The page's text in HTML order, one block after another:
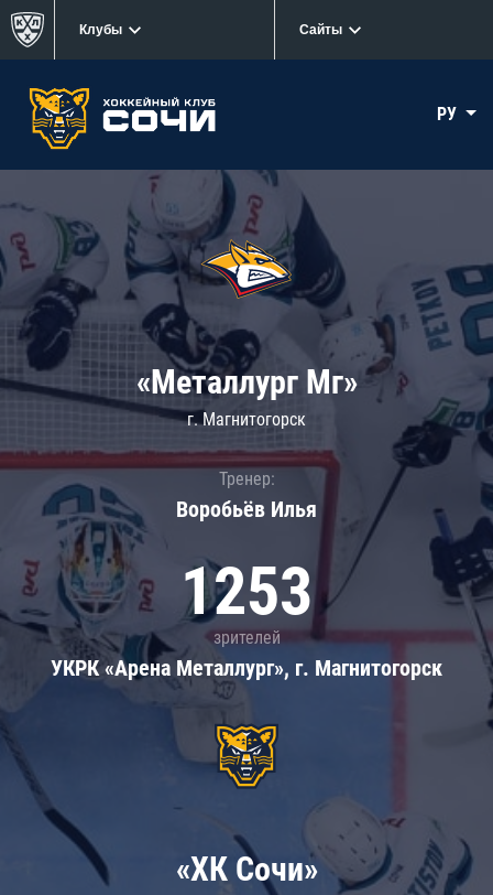
Клубы Сайты
РУ
«Металлург Мг»
г. Магнитогорск
Тренер:
Воробьёв Илья
1253
зрителей
УКРК «Арена Металлург», г. Магнитогорск
«ХК Сочи»